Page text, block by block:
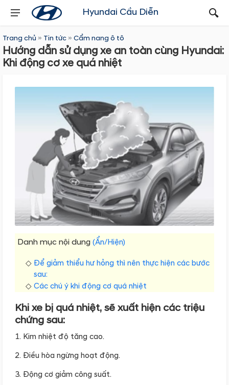
Hyundai Cầu Diễn
Trang chủ » Tin tức» Cẩm nang ô tô
Hướng dẫn sử dụng xe an toàn cùng Hyundai:
Khi động cơ xe quá nhiệt
Danh mục nội dung (Ẩn/Hiện)
Để giảm thiểu hư hỏng thì nên thực hiện các bước
sau:
Các chú ý khi động cơ quá nhiệt
Khi xe bị quá nhiệt, sẽ xuất hiện các triệu
chứng sau:
1. Kim nhiệt độ tăng cao.
2. Điều hòa ngừng hoạt động.
3. Động cơ giảm công suất.